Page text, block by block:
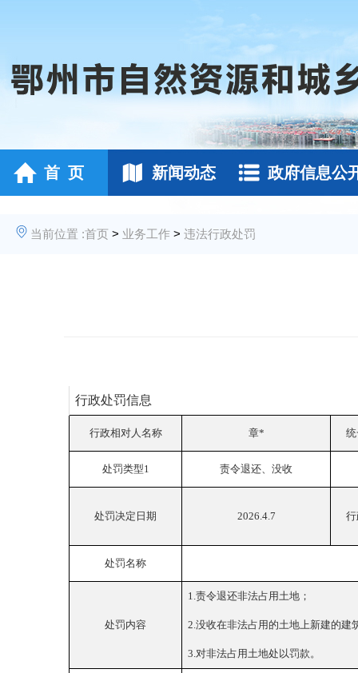
首 页 新闻动态 政府信息公
当前位置 :首页 > 业务工作 > 违法行政处罚
行政处罚信息
行政相对人名称 章*
处罚类型1 责令退还、没收
处罚决定日期 2026.4.7
处罚名称
处罚内容
1.责令退还非法占用土地；
2.没收在非法占用的土地上新建的建
3.对非法占用土地处以罚款。